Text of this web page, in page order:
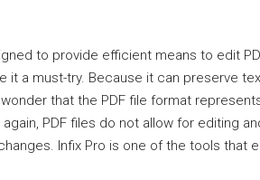
to provide efficient means to edit
it a must-try. Because it can preserve
wonder that the PDF file format
PDF files do not allow for editing
Infix Pro is one of the tools that